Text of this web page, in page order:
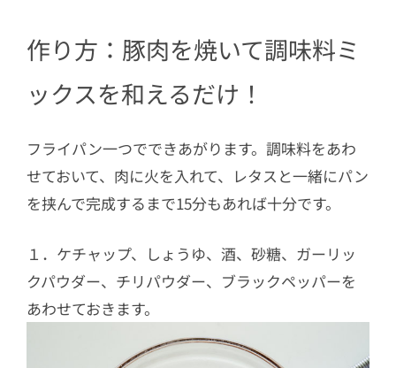
作り方：豚肉を焼いて調味料ミ
ックスを和えるだけ！
フライパン一つでできあがります。調味料をあわ
せておいて、肉に火を入れて、レタスと一緒にパン
を挟んで完成するまで15分もあれば十分です。
１．ケチャップ、しょうゆ、酒、砂糖、ガーリッ
クパウダー、チリパウダー、ブラックペッパーを
あわせておきます。